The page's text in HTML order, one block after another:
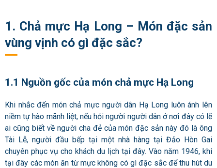
1. Chả mực Hạ Long – Món đặc sản
vùng vịnh có gì đặc sắc?
1.1 Nguồn gốc của món chả mực Hạ Long
Khi nhắc đến món chả mực người dân Hạ Long luôn ánh lên
niềm tự hào mãnh liệt, nếu hỏi người người dân ở nơi đây có lẽ
ai cũng biết về người cha đẻ của món đặc sản này đó là ông
Tài Lễ, người đầu bếp tại một nhà hàng tại Đảo Hòn Gai
chuyên phục vụ cho khách du lịch tại đây. Vào năm 1946, khi
tại đây các món ăn từ mực không có gì đặc sắc để thu hút du